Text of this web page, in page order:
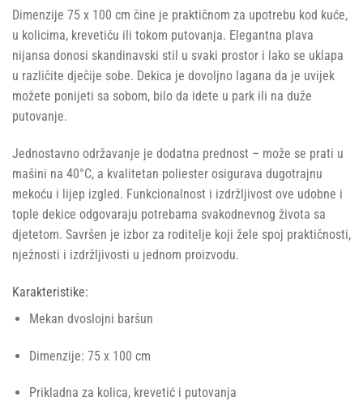
Dimenzije 75 x 100 cm čine je praktičnom za upotrebu kod kuće,
u kolicima, krevetiću ili tokom putovanja. Elegantna plava
nijansa donosi skandinavski stil u svaki prostor i lako se uklapa
u različite dječije sobe. Dekica je dovoljno lagana da je uvijek
možete ponijeti sa sobom, bilo da idete u park ili na duže
putovanje.
Jednostavno održavanje je dodatna prednost – može se prati u
mašini na 40°C, a kvalitetan poliester osigurava dugotrajnu
mekoću i lijep izgled. Funkcionalnost i izdržljivost ove udobne i
tople dekice odgovaraju potrebama svakodnevnog života sa
djetetom. Savršen je izbor za roditelje koji žele spoj praktičnosti,
nježnosti i izdržljivosti u jednom proizvodu.
Karakteristike:
Mekan dvoslojni baršun
Dimenzije: 75 x 100 cm
Prikladna za kolica, krevetić i putovanja